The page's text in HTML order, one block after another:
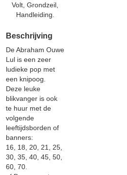
Volt, Grondzeil,
Handleiding.
Beschrijving
De Abraham Ouwe
Lul is een zeer
ludieke pop met
een knipoog.
Deze leuke
blikvanger is ook
te huur met de
volgende
leeftijdsborden of
banners:
16, 18, 20, 21, 25,
30, 35, 40, 45, 50,
60, 70.